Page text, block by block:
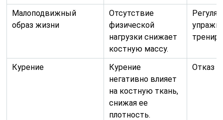
Малоподвижный
образ жизни
Отсутствие
физической
нагрузки снижает
костную массу.
Курение
Курение
негативно влияет
на костную ткань,
снижая ее
плотность.
Отказ